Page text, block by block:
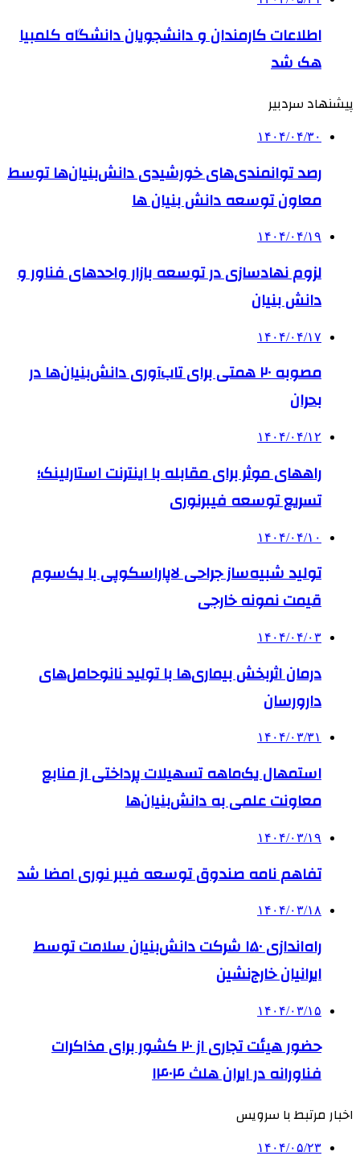
اطلاعات کارمندان و دانشجویان دانشگاه کلمبیا
هک شد
پیشنهاد سردبیر
۱۴۰۴/۰۴/۳۰
رصد توانمندی‌های خورشیدی دانش‌بنیان‌ها توسط
معاون توسعه دانش‌ بنیان ها
۱۴۰۴/۰۴/۱۹
لزوم نهادسازی در توسعه بازار واحدهای فناور و
دانش بنیان
۱۴۰۴/۰۴/۱۷
مصوبه ۲۰ همتی برای تاب‌آوری دانش‌بنیان‌ها در
بحران
۱۴۰۴/۰۴/۱۲
راههای موثر برای مقابله با اینترنت استارلینک؛
تسریع توسعه فیبرنوری
۱۴۰۴/۰۴/۱۰
تولید شبیه‌ساز جراحی لاپاراسکوپی با یک‌سوم
قیمت نمونه خارجی
۱۴۰۴/۰۴/۰۳
درمان اثربخش بیماری‌ها با تولید نانوحامل‌های
دارورسان
۱۴۰۴/۰۳/۳۱
استمهال یک‌ماهه تسهیلات پرداختی از منابع
معاونت علمی به دانش‌بنیان‌ها
۱۴۰۴/۰۳/۱۹
تفاهم نامه صندوق توسعه فیبر نوری امضا شد
۱۴۰۴/۰۳/۱۸
راه‌اندازی ۱۵۰ شرکت دانش‌بنیان سلامت توسط
ایرانیان خارج‌نشین
۱۴۰۴/۰۳/۱۵
حضور هیئت تجاری از ۲۰ کشور برای مذاکرات
فناورانه در ایران هلث ۱۴۰۴
اخبار مرتبط با سرویس
۱۴۰۴/۰۵/۲۳